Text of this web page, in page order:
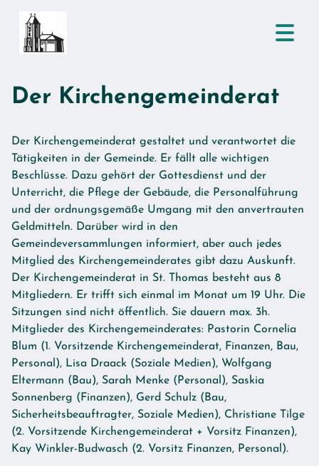
Der Kirchengemeinderat
Der Kirchengemeinderat gestaltet und verantwortet die
Tätigkeiten in der Gemeinde. Er fällt alle wichtigen
Beschlüsse. Dazu gehört der Gottesdienst und der
Unterricht, die Pflege der Gebäude, die Personalführung
und der ordnungsgemäße Umgang mit den anvertrauten
Geldmitteln. Darüber wird in den
Gemeindeversammlungen informiert, aber auch jedes
Mitglied des Kirchengemeinderates gibt dazu Auskunft.
Der Kirchengemeinderat in St. Thomas besteht aus 8
Mitgliedern. Er trifft sich einmal im Monat um 19 Uhr. Die
Sitzungen sind nicht öffentlich. Sie dauern max. 3h.
Mitglieder des Kirchengemeinderates: Pastorin Cornelia
Blum (1. Vorsitzende Kirchengemeinderat, Finanzen, Bau,
Personal), Lisa Draack (Soziale Medien), Wolfgang
Eltermann (Bau), Sarah Menke (Personal), Saskia
Sonnenberg (Finanzen), Gerd Schulz (Bau,
Sicherheitsbeauftragter, Soziale Medien), Christiane Tilge
(2. Vorsitzende Kirchengemeinderat + Vorsitz Finanzen),
Kay Winkler-Budwasch (2. Vorsitz Finanzen, Personal).